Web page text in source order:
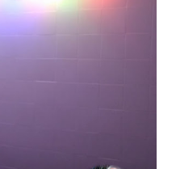
residente em
a maior parte desse